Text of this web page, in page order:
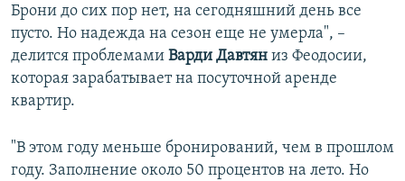
Брони до сих пор нет, на сегодняшний день все
пусто. Но надежда на сезон еще не умерла", –
делится проблемами Варди Давтян из Феодосии,
которая зарабатывает на посуточной аренде
квартир.
"В этом году меньше бронирований, чем в прошлом
году. Заполнение около 50 процентов на лето. Но